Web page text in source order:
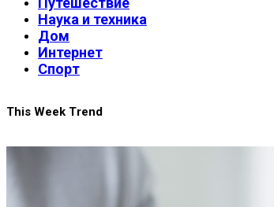
Наука и техника
Дом
Интернет
Спорт
This Week Trend